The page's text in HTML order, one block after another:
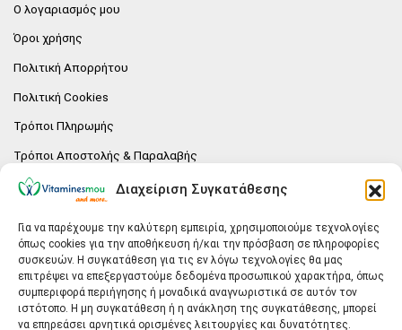
Διαχείριση Συγκατάθεσης
Για να παρέχουμε την καλύτερη εμπειρία, χρησιμοποιούμε τεχνολογίες
όπως cookies για την αποθήκευση ή/και την πρόσβαση σε πληροφορίες
συσκευών. Η συγκατάθεση για τις εν λόγω τεχνολογίες θα μας
επιτρέψει να επεξεργαστούμε δεδομένα προσωπικού χαρακτήρα, όπως
συμπεριφορά περιήγησης ή μοναδικά αναγνωριστικά σε αυτόν τον
ιστότοπο. Η μη συγκατάθεση ή η ανάκληση της συγκατάθεσης, μπορεί
να επηρεάσει αρνητικά ορισμένες λειτουργίες και δυνατότητες.
Ο λογαριασμός μου
Όροι χρήσης
Πολιτική Απορρήτου
Πολιτική Cookies
Τρόποι Πληρωμής
Τρόποι Αποστολής & Παραλαβής
Πολιτική επιστροφών
E-SHOP
Vitaminesmou.gr.
Άγιος Δημήτριος T.K.17236
Αττική